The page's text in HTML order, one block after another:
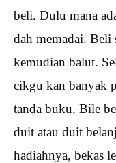
beli. Dulu mana
dah memadai. Beli
kemudian balut.
cikgu kan banyak
tanda buku. Bile
duit atau duit
hadiahnya, bekas